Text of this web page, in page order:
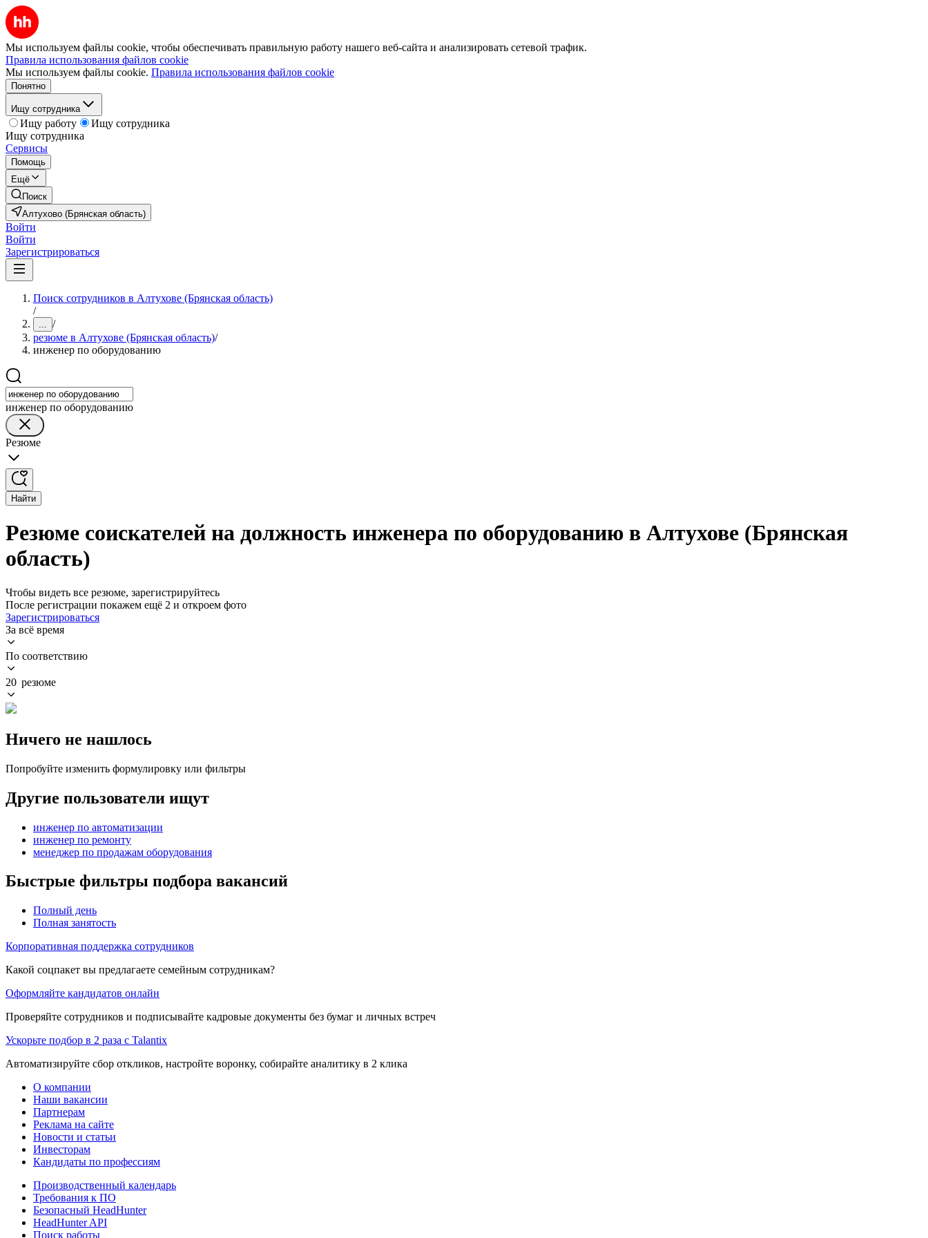
Мы используем файлы cookie, чтобы обеспечивать правильную работу нашего веб-сайта и анализировать сетевой трафик.
Правила использования файлов cookie
Мы используем файлы cookie. Правила использования файлов cookie
Понятно
Ищу сотрудника
Ищу работу
Ищу сотрудника
Ищу сотрудника
Сервисы
Помощь
Ещё
Поиск
Алтухово (Брянская область)
Войти
Войти
Зарегистрироваться
Поиск сотрудников в Алтухове (Брянская область)
/
... /
резюме в Алтухове (Брянская область)/
инженер по оборудованию
инженер по оборудованию
Резюме
Найти
Резюме соискателей на должность инженера по оборудованию в Алтухове (Брянская
область)
Чтобы видеть все резюме, зарегистрируйтесь
После регистрации покажем ещё 2 и откроем фото
Зарегистрироваться
За всё время
По соответствию
20 резюме
Ничего не нашлось
Попробуйте изменить формулировку или фильтры
Другие пользователи ищут
инженер по автоматизации
инженер по ремонту
менеджер по продажам оборудования
Быстрые фильтры подбора вакансий
Полный день
Полная занятость
Корпоративная поддержка сотрудников
Какой соцпакет вы предлагаете семейным сотрудникам?
Оформляйте кандидатов онлайн
Проверяйте сотрудников и подписывайте кадровые документы без бумаг и личных встреч
Ускорьте подбор в 2 раза с Talantix
Автоматизируйте сбор откликов, настройте воронку, собирайте аналитику в 2 клика
О компании
Наши вакансии
Партнерам
Реклама на сайте
Новости и статьи
Инвесторам
Кандидаты по профессиям
Производственный календарь
Требования к ПО
Безопасный HeadHunter
HeadHunter API
Поиск работы